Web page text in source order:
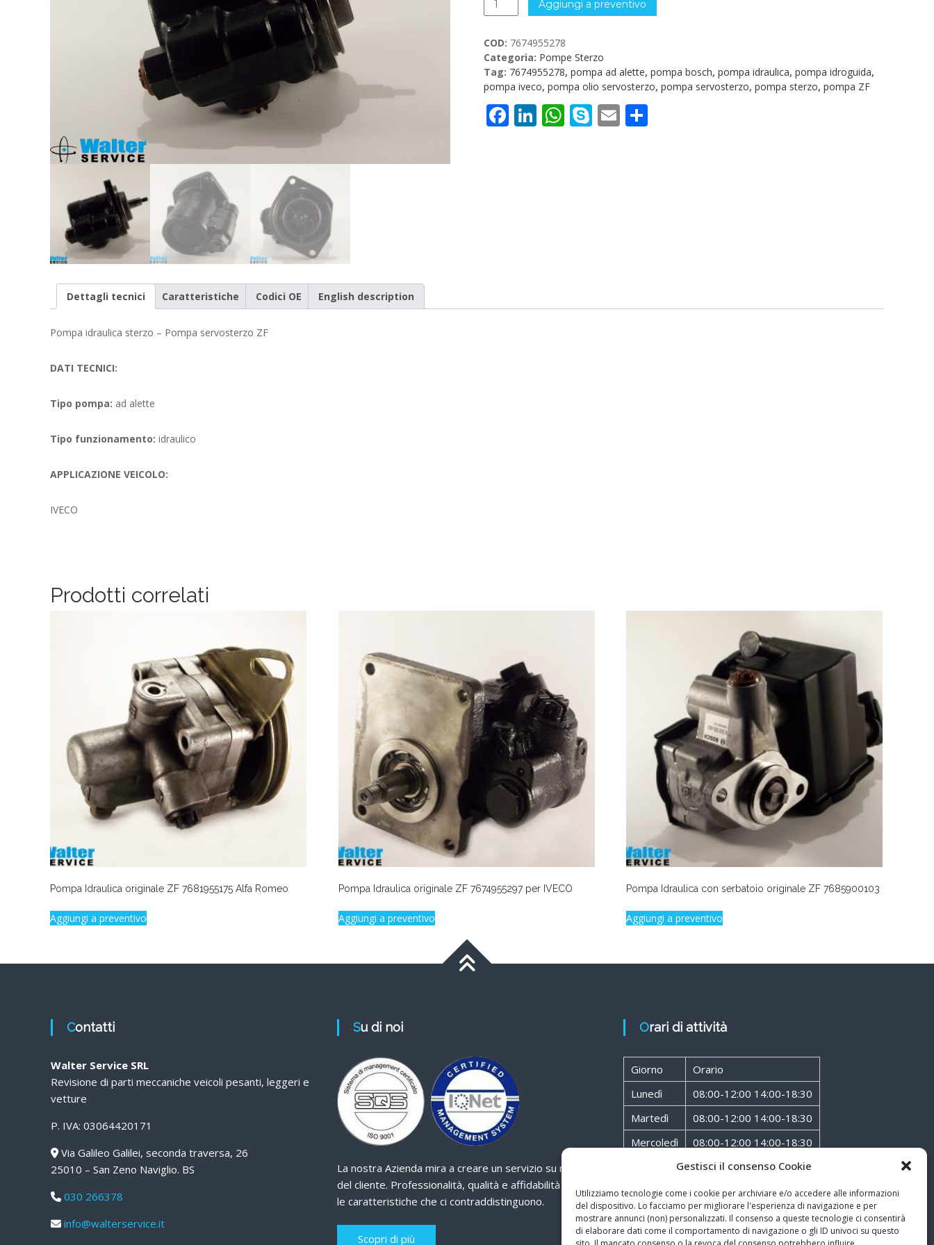
Gestisci il consenso Cookie
Utilizziamo tecnologie come i cookie per archiviare e/o accedere alle informazioni
del dispositivo. Lo facciamo per migliorare l'esperienza di navigazione e per
mostrare annunci (non) personalizzati. Il consenso a queste tecnologie ci consentirà
di elaborare dati come il comportamento di navigazione o gli ID univoci su questo
Idraulica
ZF
7674955278
IVECO
quantità
Aggiungi a preventivo
COD: 7674955278
Categoria: Pompe Sterzo
Tag: 7674955278, pompa ad alette, pompa bosch, pompa idraulica, pompa idroguida,
pompa iveco, pompa olio servosterzo, pompa servosterzo, pompa sterzo, pompa ZF
Facebook
LinkedIn
WhatsApp
Skype
Email
Dettagli tecnici Caratteristiche Codici OE English description
Pompa idraulica sterzo – Pompa servosterzo ZF
DATI TECNICI:
Tipo pompa: ad alette
Tipo funzionamento: idraulico
APPLICAZIONE VEICOLO:
IVECO
Prodotti correlati
Pompa Idraulica originale ZF 7681955175 Alfa Romeo
Aggiungi a preventivo
Pompa Idraulica originale ZF 7674955297 per IVECO
Aggiungi a preventivo
Pompa Idraulica con serbatoio originale ZF 7685900103
Aggiungi a preventivo
Contatti
Walter Service SRL
Revisione di parti meccaniche veicoli pesanti, leggeri e
vetture
P. IVA: 03064420171
Via Galileo Galilei, seconda traversa, 26
25010 – San Zeno Naviglio. BS
030 266378
info@walterservice.it
Su di noi
La nostra Azienda mira a creare un servizio su misura
del cliente. Professionalità, qualità e affidabilità sono
le caratteristiche che ci contraddistinguono.
Scopri di più
Orari di attività
Giorno
Orario
Lunedì
08:00-12:00 14:00-18:30
Martedì
08:00-12:00 14:00-18:30
Mercoledì
08:00-12:00 14:00-18:30
08:00-12:00 14:00-18:30
Venerdì
08:00-12:00 14:00-18:30
Sabato
08:00-12:00